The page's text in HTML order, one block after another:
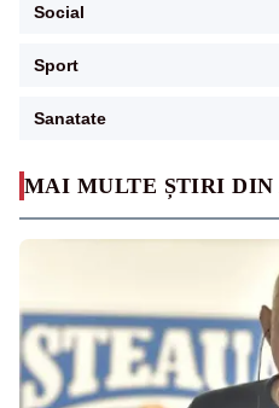
MAI MULTE ȘTIRI DIN
Social
Sport
Sanatate